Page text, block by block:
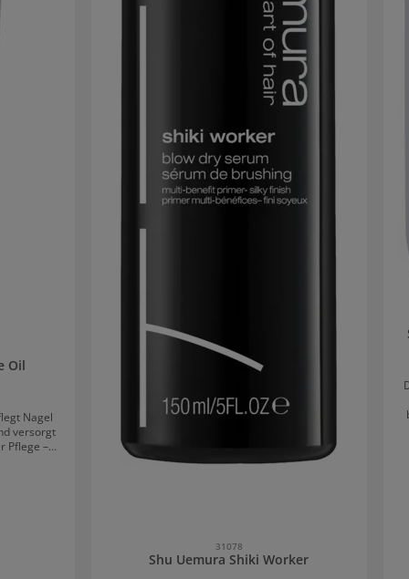
Oil
Nagel
versorgt
Pflege –
31078
Shu Uemura Shiki Worker